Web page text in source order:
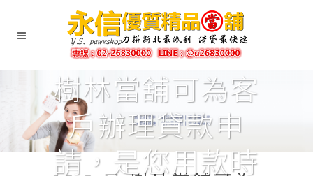
樹林當舖可為客
戶辦理貸款申
請，是您用款時